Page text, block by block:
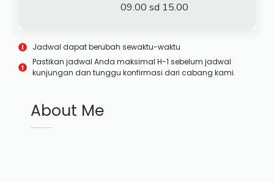
09.00 sd 15.00
Jadwal dapat berubah sewaktu-waktu
Pastikan jadwal Anda maksimal H-1 sebelum jadwal
kunjungan dan tunggu konfirmasi dari cabang kami.
About Me